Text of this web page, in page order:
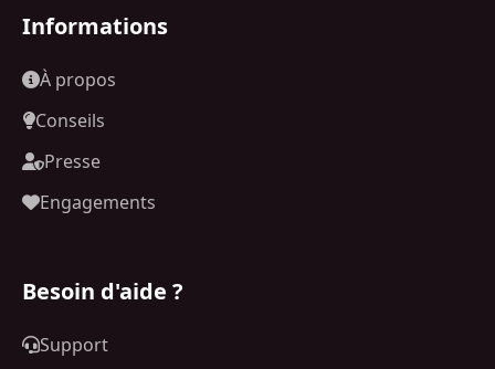
Informations
À propos
Conseils
Presse
Engagements
Besoin d'aide ?
Support